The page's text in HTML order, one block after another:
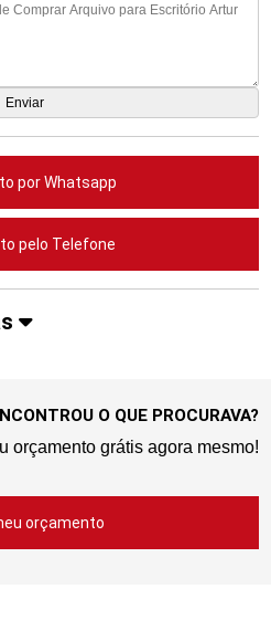
por Whatsapp
pelo Telefone
O QUE PROCURAVA?
orçamento grátis agora mesmo!
orçamento